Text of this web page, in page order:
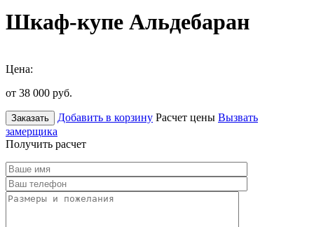
Шкаф-купе Альдебаран
Цена:
от 38 000 руб.
Заказать Добавить в корзину Расчет цены Вызвать
замерщика
Получить расчет